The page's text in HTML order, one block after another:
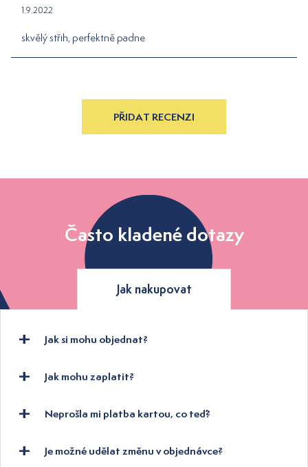
1.9.2022
skvělý střih, perfektně padne
PŘIDAT RECENZI
Často kladené dotazy
Jak nakupovat
Jak si mohu objednat?
Jak mohu zaplatit?
Neprošla mi platba kartou, co teď?
Je možné udělat změnu v objednávce?